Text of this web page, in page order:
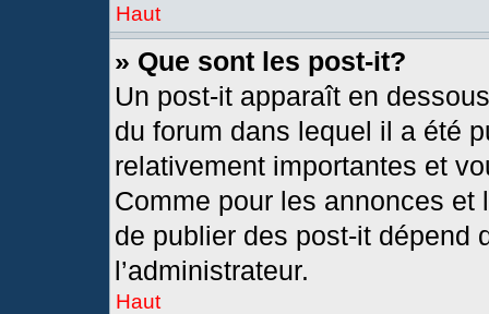
Haut
» Que sont les post-it?
Un post-it apparaît en
du forum dans lequel il a été
relativement importantes et
Comme pour les annonces
de publier des post-it dépend
l’administrateur.
Haut